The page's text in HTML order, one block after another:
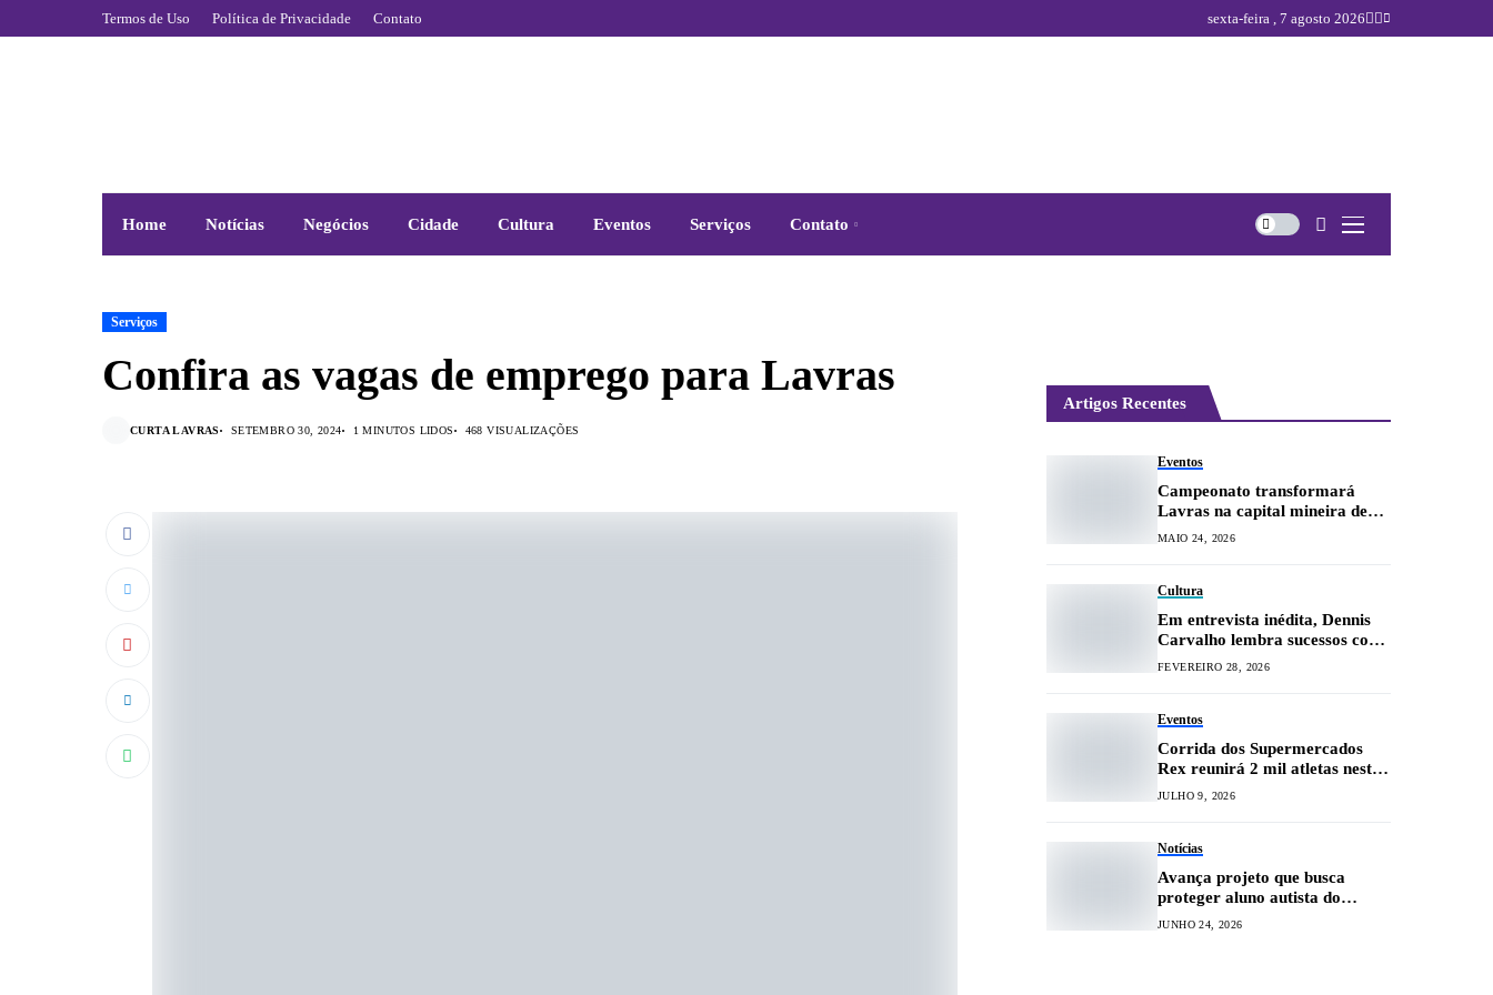
Termos de Uso Política de Privacidade Contato sexta-feira , 7 agosto 2026
Home Notícias Negócios Cidade Cultura Eventos Serviços Contato
Serviços
Confira as vagas de emprego para Lavras
CURTA LAVRAS SETEMBRO 30, 2024 1 MINUTOS LIDOS 468 VISUALIZAÇÕES
Artigos Recentes
Eventos
Campeonato transformará
Lavras na capital mineira de
jiu-jitsu em agosto
MAIO 24, 2026
Cultura
Em entrevista inédita, Dennis
Carvalho lembra sucessos com
Gilberto Braga
FEVEREIRO 28, 2026
Eventos
Corrida dos Supermercados
Rex reunirá 2 mil atletas neste
domingo (12)
JULHO 9, 2026
Notícias
Avança projeto que busca
proteger aluno autista do
excesso de ruído
JUNHO 24, 2026